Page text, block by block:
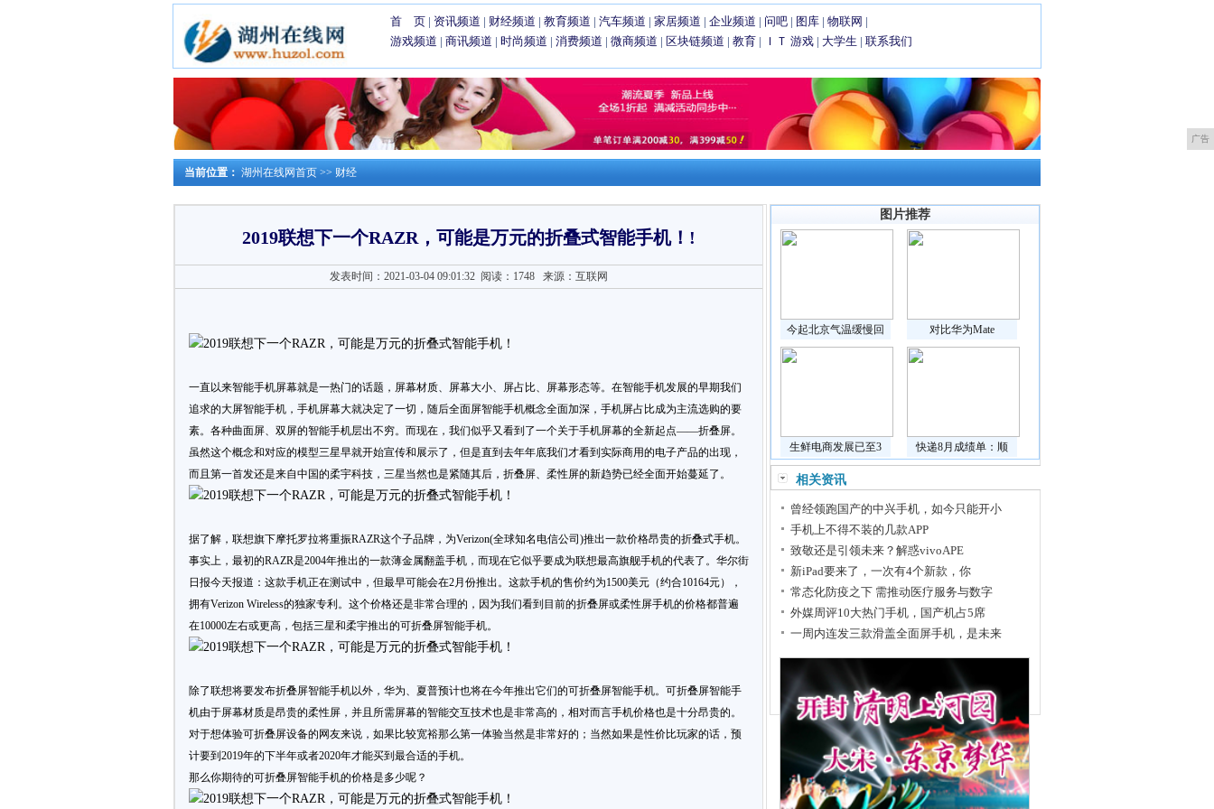
首 页 | 资讯频道 | 财经频道 | 教育频道 | 汽车频道 | 家居频道 | 企业频道 | 问吧 | 图库 | 物联网 |
游戏频道 | 商讯频道 | 时尚频道 | 消费频道 | 微商频道 | 区块链频道 | 教育 | ＩＴ 游戏 | 大学生 | 联系我们
广告
当前位置： 湖州在线网首页 >> 财经
2019联想下一个RAZR，可能是万元的折叠式智能手机！!
发表时间：2021-03-04 09:01:32 阅读：1748 来源：互联网
一直以来智能手机屏幕就是一热门的话题，屏幕材质、屏幕大小、屏占比、屏幕形态等。在智能手机发展的早期我们
追求的大屏智能手机，手机屏幕大就决定了一切，随后全面屏智能手机概念全面加深，手机屏占比成为主流选购的要
素。各种曲面屏、双屏的智能手机层出不穷。而现在，我们似乎又看到了一个关于手机屏幕的全新起点——折叠屏。
虽然这个概念和对应的模型三星早就开始宣传和展示了，但是直到去年年底我们才看到实际商用的电子产品的出现，
而且第一首发还是来自中国的柔宇科技，三星当然也是紧随其后，折叠屏、柔性屏的新趋势已经全面开始蔓延了。
据了解，联想旗下摩托罗拉将重振RAZR这个子品牌，为Verizon(全球知名电信公司)推出一款价格昂贵的折叠式手机。
事实上，最初的RAZR是2004年推出的一款薄金属翻盖手机，而现在它似乎要成为联想最高旗舰手机的代表了。华尔街
日报今天报道：这款手机正在测试中，但最早可能会在2月份推出。这款手机的售价约为1500美元（约合10164元），
拥有Verizon Wireless的独家专利。这个价格还是非常合理的，因为我们看到目前的折叠屏或柔性屏手机的价格都普遍
在10000左右或更高，包括三星和柔宇推出的可折叠屏智能手机。
除了联想将要发布折叠屏智能手机以外，华为、夏普预计也将在今年推出它们的可折叠屏智能手机。可折叠屏智能手
机由于屏幕材质是昂贵的柔性屏，并且所需屏幕的智能交互技术也是非常高的，相对而言手机价格也是十分昂贵的。
对于想体验可折叠屏设备的网友来说，如果比较宽裕那么第一体验当然是非常好的；当然如果是性价比玩家的话，预
计要到2019年的下半年或者2020年才能买到最合适的手机。
那么你期待的可折叠屏智能手机的价格是多少呢？
图片推荐
今起北京气温缓慢回 对比华为Mate
生鲜电商发展已至3 快递8月成绩单：顺
相关资讯
曾经领跑国产的中兴手机，如今只能开小
手机上不得不装的几款APP
致敬还是引领未来？解惑vivoAPE
新iPad要来了，一次有4个新款，你
常态化防疫之下 需推动医疗服务与数字
外媒周评10大热门手机，国产机占5席
一周内连发三款滑盖全面屏手机，是未来